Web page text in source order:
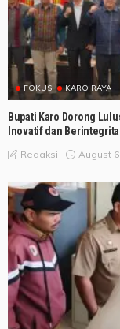
FOKUS KARO RAYA
Bupati Karo Dorong
Inovatif dan
Redaksi August